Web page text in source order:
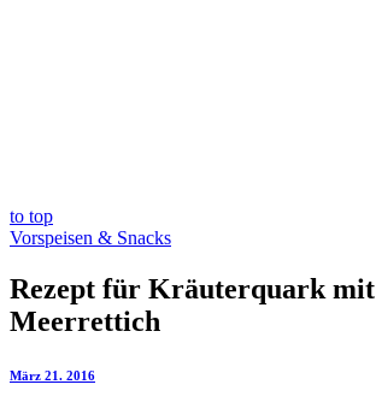
to top
Vorspeisen & Snacks
Rezept für Kräuterquark mit
Meerrettich
März 21. 2016